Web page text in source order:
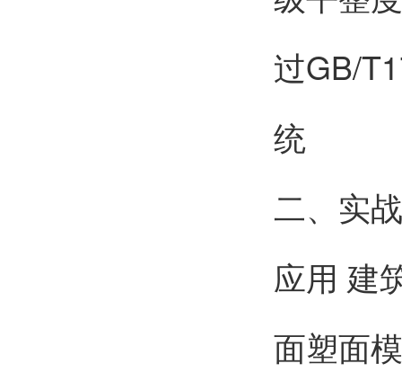
过GB/
统
二、实
应用 建
面塑面